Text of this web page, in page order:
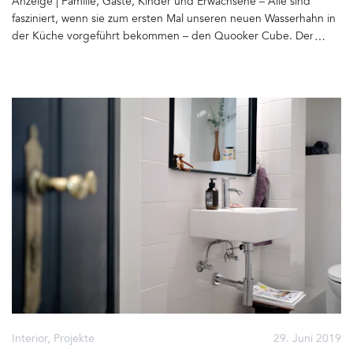
sein, wie es hier früher mal aussah. Schnell gewöhnt man sich an
das neue Raumgefühl, die Großzügigkeit, die neu entstandenen
Anzeige | Familie, Gäste, Kinder und Erwachsene – Alle sind
fasziniert, wenn sie zum ersten Mal unseren neuen Wasserhahn in
der Küche vorgeführt bekommen – den Quooker Cube. Der
Seit dem Spätsommer haben wir keinen Wasserkocher und keine
Pfandflaschen mehr. Dafür den Wasserhahn, der alles kann. Noch
nie hat unsere Familie so viel Wasser oder frisch gebrühten Tee
getrunken. Dennoch sparen wir Wasser und Energie, da immer
nur so viel Wasser entnommen, wie auch wirklich gebraucht wird.
Im Wasserkocher bleibt z.B. immer Restwasser zurück. Der
Wasserkocher braucht etwa drei Minuten, um kochendes Wasser
vakuumisolierten Reservoirs unter der Spüle und 10 Watt/Stunde
Energieverbrauch) direkt in die Tasse. Mehr zum Thema Quooker
und Energieverbrauch erfahrt Ihr hier. Der Quooker ist einfach zu
betätigen. Drückt man den geriffelten Ring in der Mitte des
Wasserhahns zwei Mal nach unten und dreht ihn anschließend
nach rechts (Kindersicherung), leuchtet er rot und kochendes
29. Juni 2019
Interior, Projekte